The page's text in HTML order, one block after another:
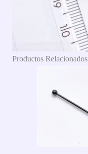
Productos Relacionados